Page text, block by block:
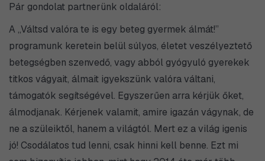
Pár gondolat partnerünk oldaláról:
A „Váltsd valóra te is egy beteg gyermek álmát!”
programunk keretein belül súlyos, életet veszélyeztető
betegségben szenvedő, vagy abból gyógyuló gyerekek
titkos vágyait, álmait igyekszünk valóra váltani,
támogatók segítségével. Egyszerűen arra kérjük őket,
álmodjanak. Kérjenek valamit, amire igazán vágynak, de
ne a szüleiktől, hanem a világtól. Mert ez a világ igenis
jó! Csodálatos tud lenni, csak hinni kell benne. Ezt mi